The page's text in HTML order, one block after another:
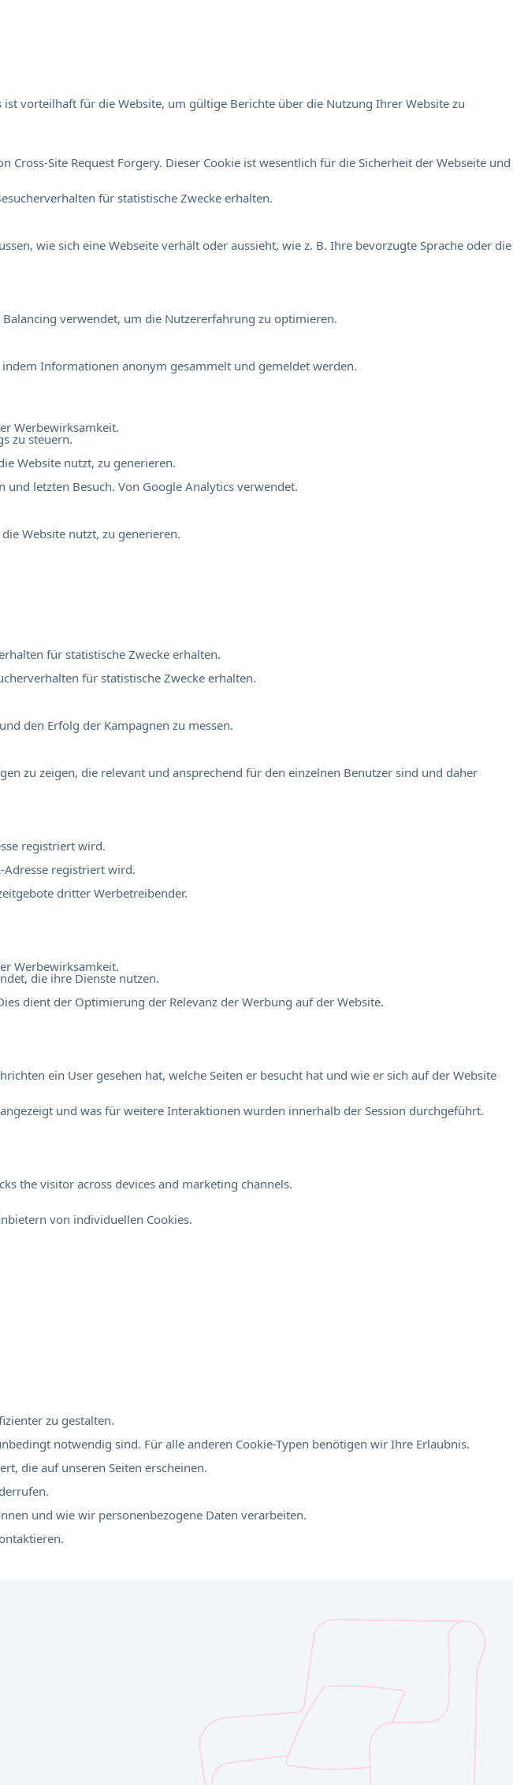
vorteilhaft für die Website, um gültige Berichte über die Nutzung Ihrer Website zu
Site Request Forgery. Dieser Cookie ist wesentlich für die Sicherheit der Webseite und
für statistische Zwecke erhalten.
wie sich eine Webseite verhält oder aussieht, wie z. B. Ihre bevorzugte Sprache oder die
verwendet, um die Nutzererfahrung zu optimieren.
Informationen anonym gesammelt und gemeldet werden.
Werbewirksamkeit.
zu steuern.
Website nutzt, zu generieren.
letzten Besuch. Von Google Analytics verwendet.
Website nutzt, zu generieren.
für statistische Zwecke erhalten.
für statistische Zwecke erhalten.
den Erfolg der Kampagnen zu messen.
zu zeigen, die relevant und ansprechend für den einzelnen Benutzer sind und daher
registriert wird.
Adresse registriert wird.
dritter Werbetreibender.
Werbewirksamkeit.
die ihre Dienste nutzen.
dient der Optimierung der Relevanz der Werbung auf der Website.
ein User gesehen hat, welche Seiten er besucht hat und wie er sich auf der Website
und was für weitere Interaktionen wurden innerhalb der Session durchgeführt.
the visitor across devices and marketing channels.
von individuellen Cookies.
zu gestalten.
notwendig sind. Für alle anderen Cookie-Typen benötigen wir Ihre Erlaubnis.
die auf unseren Seiten erscheinen.
und wie wir personenbezogene Daten verarbeiten.